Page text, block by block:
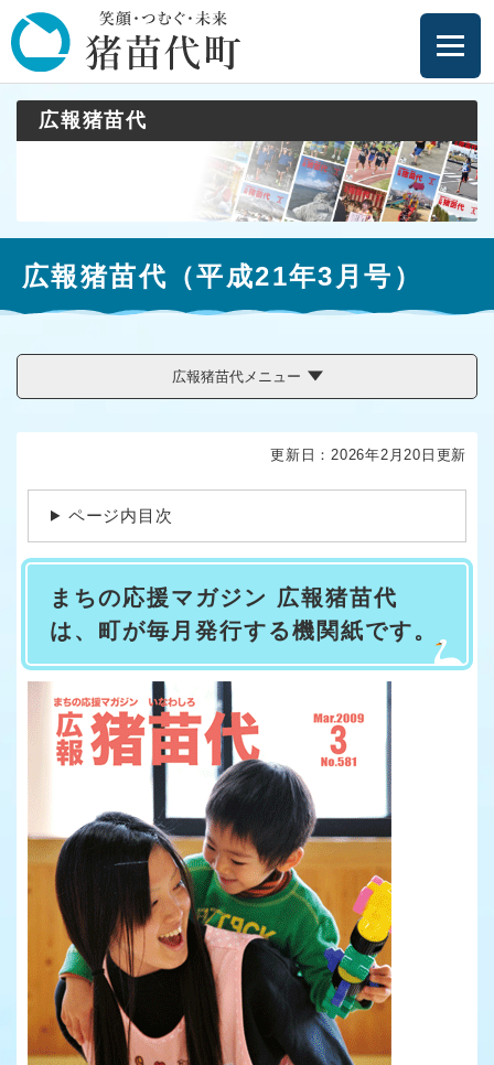
ー
ジ
の
メニューを飛ばして本文へ
広報猪苗代
広報猪苗代（平成21年3月号）
広報猪苗代メニュー
更新日：2026年2月20日更新
ページ内目次
まちの応援マガジン 広報猪苗代
は、町が毎月発行する機関紙です。